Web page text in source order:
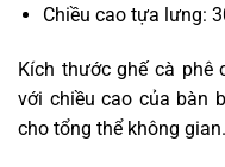
Chiều cao tựa lưng:
Kích thước ghế cà phê
với chiều cao của bàn
cho tổng thể không gian.